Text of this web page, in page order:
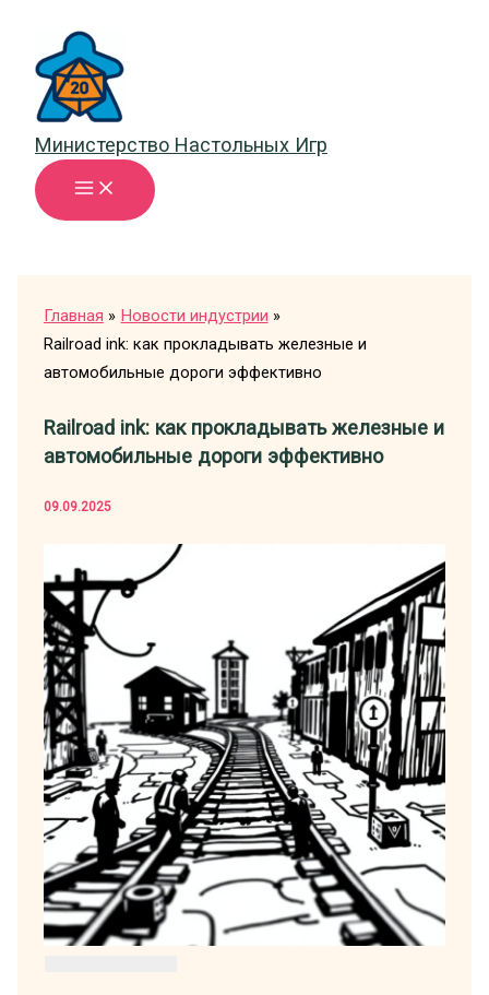
содержимому
Министерство Настольных Игр
Главная
Новости индустрии
Railroad ink: как прокладывать железные и
автомобильные дороги эффективно
Railroad ink: как прокладывать железные и
автомобильные дороги эффективно
09.09.2025